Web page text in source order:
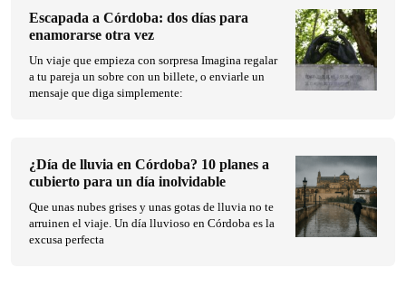
Escapada a Córdoba: dos días para
enamorarse otra vez
Un viaje que empieza con sorpresa Imagina regalar
a tu pareja un sobre con un billete, o enviarle un
mensaje que diga simplemente:
¿Día de lluvia en Córdoba? 10 planes a
cubierto para un día inolvidable
Que unas nubes grises y unas gotas de lluvia no te
arruinen el viaje. Un día lluvioso en Córdoba es la
excusa perfecta